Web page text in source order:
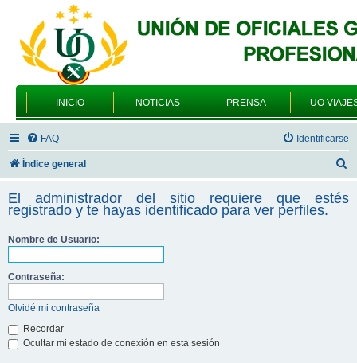
INICIO NOTICIAS PRENSA UO
FAQ Identificarse
Índice general
s
c
El administrador del sitio requiere que estés
registrado y te hayas identificado para ver perfiles.
Nombre de Usuario:
Contraseña:
Olvidé mi contraseña
Recordar
Ocultar mi estado de conexión en esta sesión